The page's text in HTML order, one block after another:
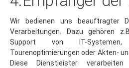
Wir bedienen uns beauftragter
Verarbeitungen. Dazu gehören
Support von IT-Systemen,
Tourenoptimierungen oder Akten-
Diese Dienstleister
ausdrücklicher Weisung